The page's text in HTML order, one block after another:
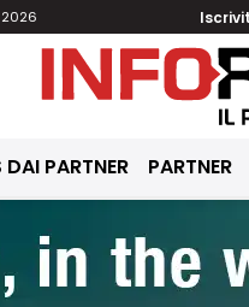
DAI PARTNER PARTNER